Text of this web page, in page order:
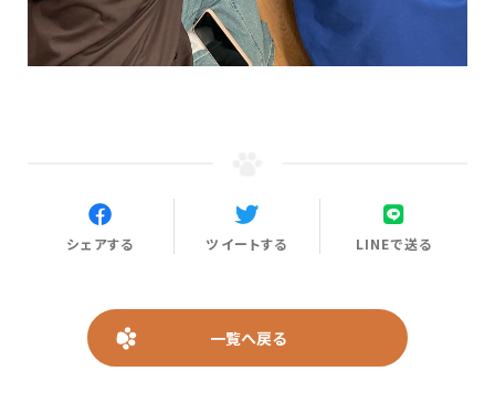
シェアする ツイートする LINEで送る
一覧へ戻る